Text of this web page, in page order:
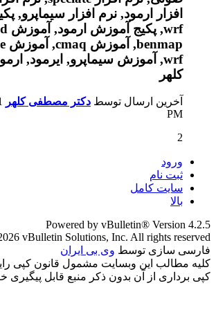
آخرین ارسال توسط دکتر مصطفی کلهر
PM
2
ورود
ثبت نام
سایت کامل
بالا
Powered by vBulletin® Version 4.2.5
vBulletin Solutions, Inc. All rights reserved.
فارسی سازی توسط وی بی ایران
کلیه مطالب این وبسایت مشمول قانون کپی
کپی برداری از آن بدون ذکر منبع قابل پیگیری